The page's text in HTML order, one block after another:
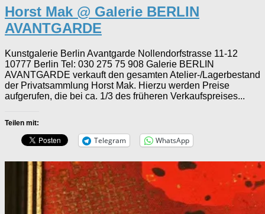
Horst Mak @ Galerie BERLIN
AVANTGARDE
Kunstgalerie Berlin Avantgarde Nollendorfstrasse 11-12
10777 Berlin Tel: 030 275 75 908 Galerie BERLIN
AVANTGARDE verkauft den gesamten Atelier-/Lagerbestand
der Privatsammlung Horst Mak. Hierzu werden Preise
aufgerufen, die bei ca. 1/3 des früheren Verkaufspreises...
Teilen mit:
Telegram WhatsApp